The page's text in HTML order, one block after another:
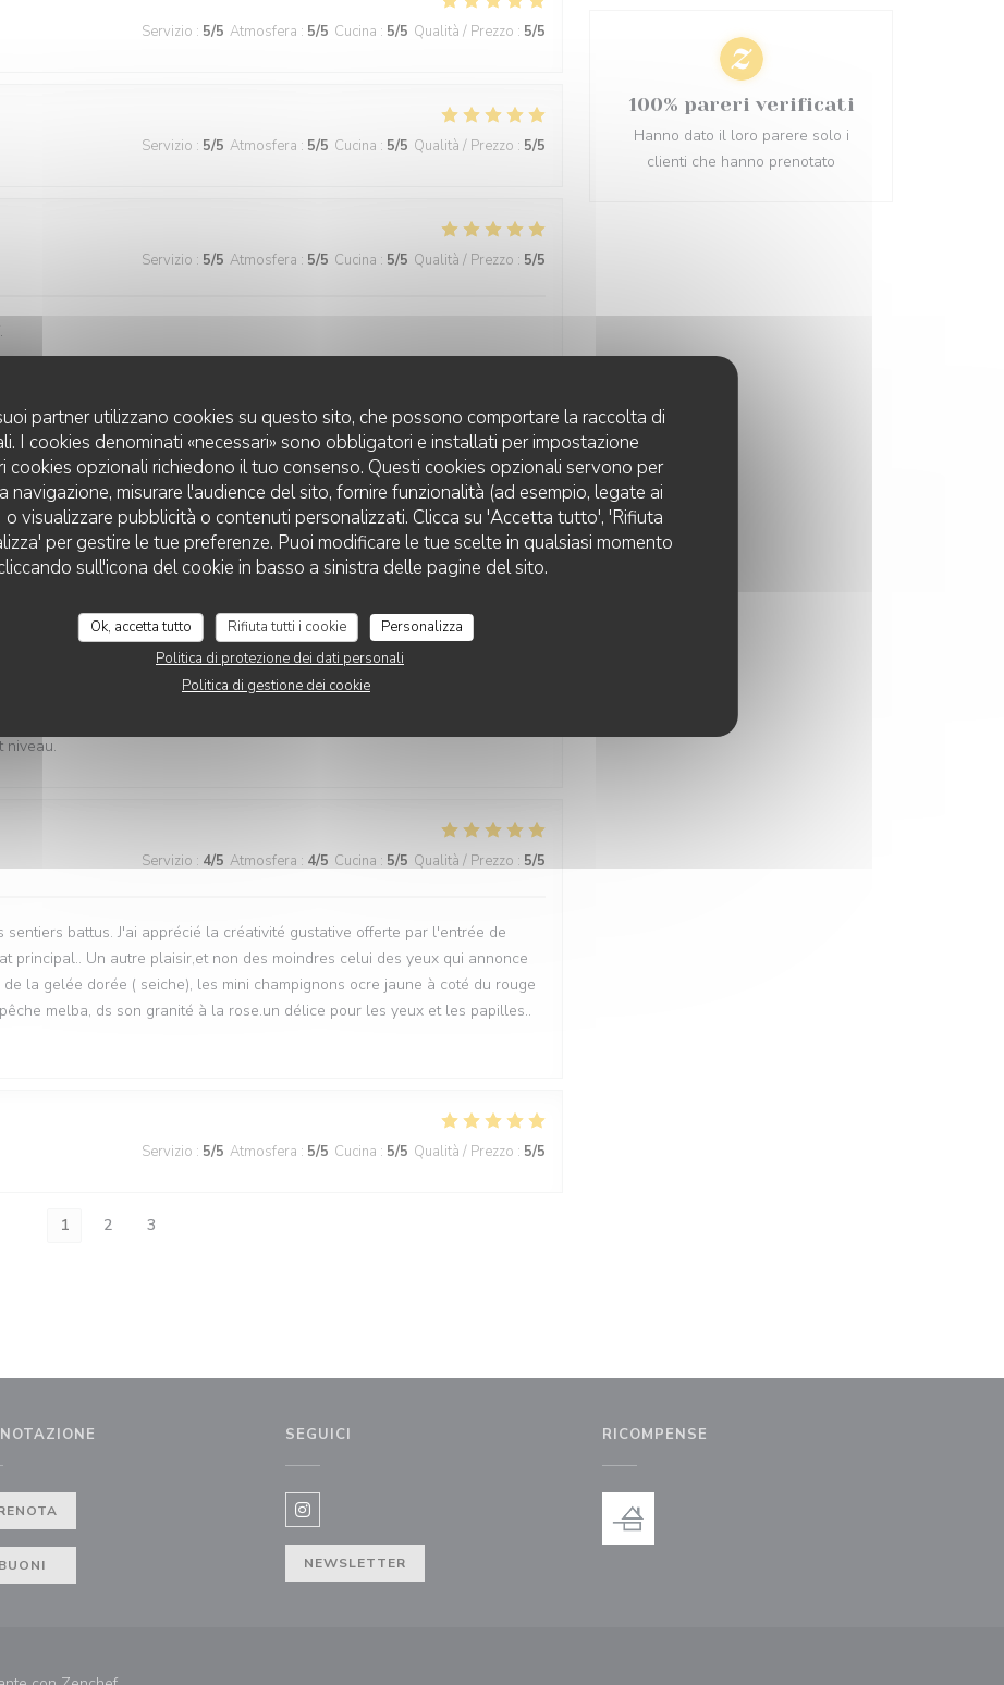
partner utilizzano cookies su questo sito, che possono comportare la raccolta di
I cookies denominati «necessari» sono obbligatori e installati per impostazione
cookies opzionali richiedono il tuo consenso. Questi cookies opzionali servono per
navigazione, misurare l'audience del sito, fornire funzionalità (ad esempio, legate ai
visualizzare pubblicità o contenuti personalizzati. Clicca su 'Accetta tutto', 'Rifiuta
per gestire le tue preferenze. Puoi modificare le tue scelte in qualsiasi momento
sull'icona del cookie in basso a sinistra delle pagine del sito.
Ok, accetta tutto Rifiuta tutti i cookie
Personalizza
Politica di protezione dei dati personali
Politica di gestione dei cookie
Servizio : 5/5 Atmosfera : 5/5 Cucina : 5/5 Qualità / Prezzo : 5/5
Servizio : 5/5 Atmosfera : 5/5 Cucina : 5/5 Qualità / Prezzo : 5/5
Servizio : 5/5 Atmosfera : 5/5 Cucina : 5/5 Qualità / Prezzo : 5/5
Servizio:5/5 Atmosfera:5/5 Cucina:5/5 Qualità / Prezzo:5 /5
Servizio:5/5 Atmosfera: 5/5 Cucina: 5/5 Qualità / Prezzo : 5/5
Servizio 5 /5 Atmosfera 5 /5 Cucina
niveau.
Servizio : 4/5 Atmosfera : 4/5 Cucina : 5/5 Qualità / Prezzo : 5/5
battus. J'ai apprécié la créativité gustative offerte par l'entrée de
principal.. Un autre plaisir,et non des moindres celui des yeux qui annonce
la gelée dorée ( seiche), les mini champignons ocre jaune à coté du rouge
melba, ds son granité à la rose.un délice pour les yeux et les papilles..
Servizio : 5/5 Atmosfera : 5/5 Cucina : 5/5 Qualità / Prezzo : 5/5
1 2 3
100% pareri verificati
Hanno dato il loro parere solo i
clienti che hanno prenotato
BUONI
SEGUICI
Instagram ((apre una nuova finestra))
NEWSLETTER
RICOMPENSE